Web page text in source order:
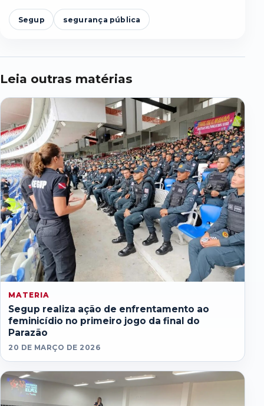
Segup segurança pública
Leia outras matérias
MATERIA
Segup realiza ação de enfrentamento ao
feminicídio no primeiro jogo da final do
Parazão
20 DE MARÇO DE 2026